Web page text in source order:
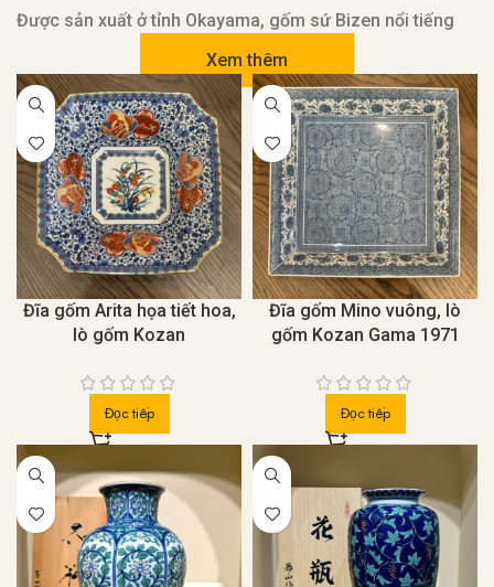
Được sản xuất ở tỉnh Okayama, gốm sứ Bizen nổi tiếng
với vẻ đẹp tự nhiên và độc đáo. Nó thường có màu nâu
đậm và được chế tác mà không sử dụng men.
Gốm sứ Hagi
Gốm sứ Hagi được sản xuất ở tỉnh Yamaguchi và nổi
tiếng với vẻ đẹp bình dị. Các sản phẩm thường có màu
trắng hoặc màu kem, nổi bật là các chén trà.
Gốm sứ Karatsu
Sản xuất ở tỉnh Saga, gốm sứ Karatsu thường có vẻ đẹp
tối giản và tự nhiên, thường có các đường nứt và họa tiết
phong phú.
Gốm sứ Mashiko
Loại gốm sứ này được sản xuất ở thị trấn Mashiko, tỉnh
Tochigi. Gốm sứ Mashiko thường có vẻ đẹp thô mộc và
độc đáo, thường được chế tác thủ công.
Gốm sứ Mino
Gốm sứ Mino là một tên gọi tổng quát cho các sản phẩm
Xem thêm
Đĩa gốm Arita họa tiết hoa,
lò gốm Kozan
Đọc tiếp
Đĩa gốm Mino vuông, lò
gốm Kozan Gama 1971
Đọc tiếp